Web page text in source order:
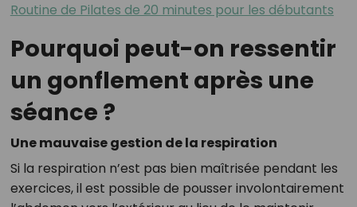
Routine de Pilates de 20 minutes pour les débutants
Pourquoi peut-on ressentir
un gonflement après une
séance ?
Une mauvaise gestion de la respiration
Si la respiration n’est pas bien maîtrisée pendant les
exercices, il est possible de pousser involontairement